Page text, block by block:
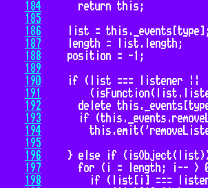
184
185
186
187
188
189
190
191
192
193
194
195
196
197
198